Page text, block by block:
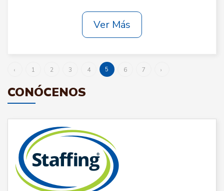
Ver Más
‹ 1 2 3 4 5 6 7 ›
CONÓCENOS